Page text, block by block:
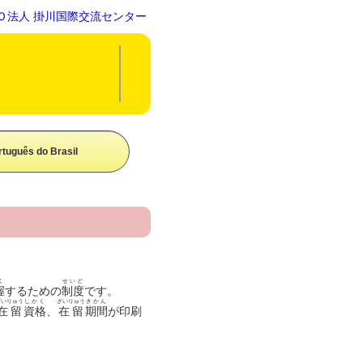
川国際交流センター
do Brasil
するための制度
せいど
です。
留
りゅう
資格
しかく
、 在留
ざいりゅう
期間
きかん
が印刷